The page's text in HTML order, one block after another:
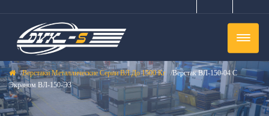
Верстаки Металлические Серии ВЛ До 1500 Кг
Верстак ВЛ-150-04 С
Экраном ВЛ-150-Э3